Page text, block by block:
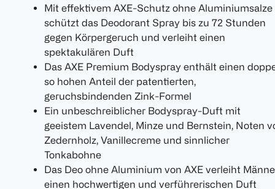
Mit effektivem AXE-Schutz ohne Aluminiumsalze
schützt das Deodorant Spray bis zu 72 Stunden
gegen Körpergeruch und verleiht einen
spektakulären Duft
Das AXE Premium Bodyspray enthält einen
so hohen Anteil der patentierten,
geruchsbindenden Zink-Formel
Ein unbeschreiblicher Bodyspray-Duft mit
geeistem Lavendel, Minze und Bernstein, Noten
Zedernholz, Vanillecreme und sinnlicher
Tonkabohne
Das Deo ohne Aluminium von AXE verleiht
einen hochwertigen und verführerischen Duft